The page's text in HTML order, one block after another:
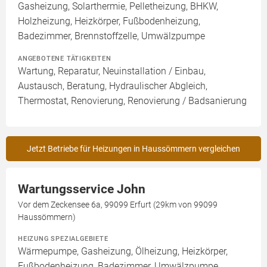
Gasheizung, Solarthermie, Pelletheizung, BHKW,
Holzheizung, Heizkörper, Fußbodenheizung,
Badezimmer, Brennstoffzelle, Umwälzpumpe
ANGEBOTENE TÄTIGKEITEN
Wartung, Reparatur, Neuinstallation / Einbau,
Austausch, Beratung, Hydraulischer Abgleich,
Thermostat, Renovierung, Renovierung / Badsanierung
Jetzt Betriebe für Heizungen in Haussömmern vergleichen
Wartungsservice John
Vor dem Zeckensee 6a, 99099 Erfurt (29km von 99099
Haussömmern)
HEIZUNG SPEZIALGEBIETE
Wärmepumpe, Gasheizung, Ölheizung, Heizkörper,